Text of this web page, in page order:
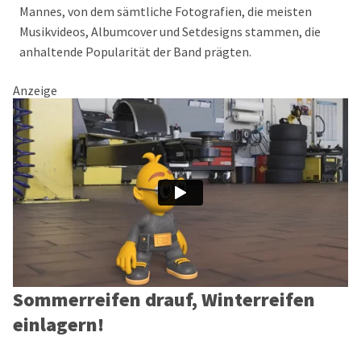
Mannes, von dem sämtliche Fotografien, die meisten
Musikvideos, Albumcover und Setdesigns stammen, die
anhaltende Popularität der Band prägten.
Anzeige
Sommerreifen drauf, Winterreifen
einlagern!